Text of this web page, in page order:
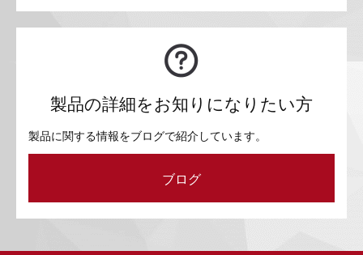
製品の詳細をお知りになりたい方
製品に関する情報をブログで紹介しています。
ブログ